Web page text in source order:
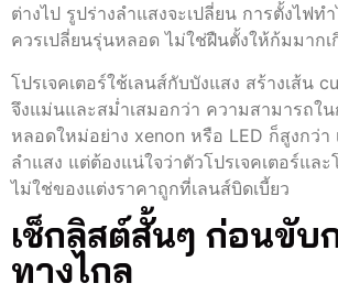
ต่างไป รูปร่างลำแสงจะเปลี่ยน การตั้งไฟท
ควรเปลี่ยนรุ่นหลอด ไม่ใช่ฝืนตั้งให้ก้มมากเ
โปรเจคเตอร์ใช้เลนส์กับบังแสง สร้างเส้น
จึงแม่นและสม่ำเสมอกว่า ความสามารถใ
หลอดใหม่อย่าง xenon หรือ LED ก็สูงกว่า
ลำแสง แต่ต้องแน่ใจว่าตัวโปรเจคเตอร์แล
ไม่ใช่ของแต่งราคาถูกที่เลนส์บิดเบี้ยว
เช็กลิสต์สั้นๆ ก่อนขับ
ทางไกล